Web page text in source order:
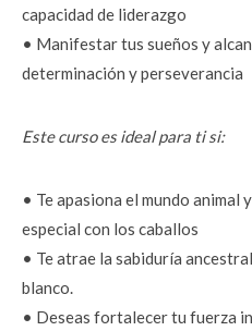
capacidad de liderazgo
• Manifestar tus sueños y
determinación y perseverancia
Este curso es ideal para ti si:
• Te apasiona el mundo animal
especial con los caballos
• Te atrae la sabiduría
blanco.
• Deseas fortalecer tu fuerza